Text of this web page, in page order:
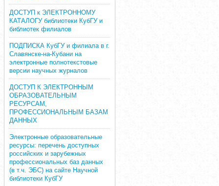
ДОСТУП к ЭЛЕКТРОННОМУ
КАТАЛОГУ библиотеки КубГУ и
библиотек филиалов
ПОДПИСКА КубГУ и филиала в г.
Славянске-на-Кубани на
электронные полнотекстовые
версии научных журналов
ДОСТУП К ЭЛЕКТРОННЫМ
ОБРАЗОВАТЕЛЬНЫМ
РЕСУРСАМ,
ПРОФЕССИОНАЛЬНЫМ БАЗАМ
ДАННЫХ
Электронные образовательные
ресурсы: перечень доступных
российских и зарубежных
профессиональных баз данных
(в т.ч. ЭБС) на сайте Научной
библиотеки КубГУ